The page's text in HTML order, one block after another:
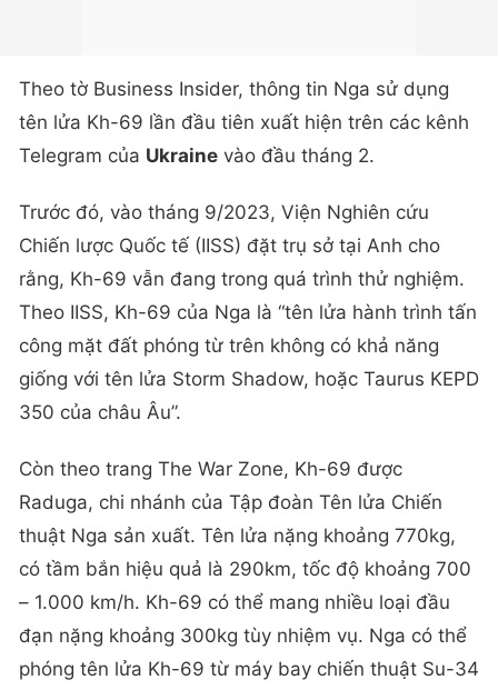
Theo tờ Business Insider, thông tin Nga sử dụng
tên lửa Kh-69 lần đầu tiên xuất hiện trên các kênh
Telegram của Ukraine vào đầu tháng 2.
Trước đó, vào tháng 9/2023, Viện Nghiên cứu
Chiến lược Quốc tế (IISS) đặt trụ sở tại Anh cho
rằng, Kh-69 vẫn đang trong quá trình thử nghiệm.
Theo IISS, Kh-69 của Nga là “tên lửa hành trình tấn
công mặt đất phóng từ trên không có khả năng
giống với tên lửa Storm Shadow, hoặc Taurus KEPD
350 của châu Âu”.
Còn theo trang The War Zone, Kh-69 được
Raduga, chi nhánh của Tập đoàn Tên lửa Chiến
thuật Nga sản xuất. Tên lửa nặng khoảng 770kg,
có tầm bắn hiệu quả là 290km, tốc độ khoảng 700
– 1.000 km/h. Kh-69 có thể mang nhiều loại đầu
đạn nặng khoảng 300kg tùy nhiệm vụ. Nga có thể
phóng tên lửa Kh-69 từ máy bay chiến thuật Su-34